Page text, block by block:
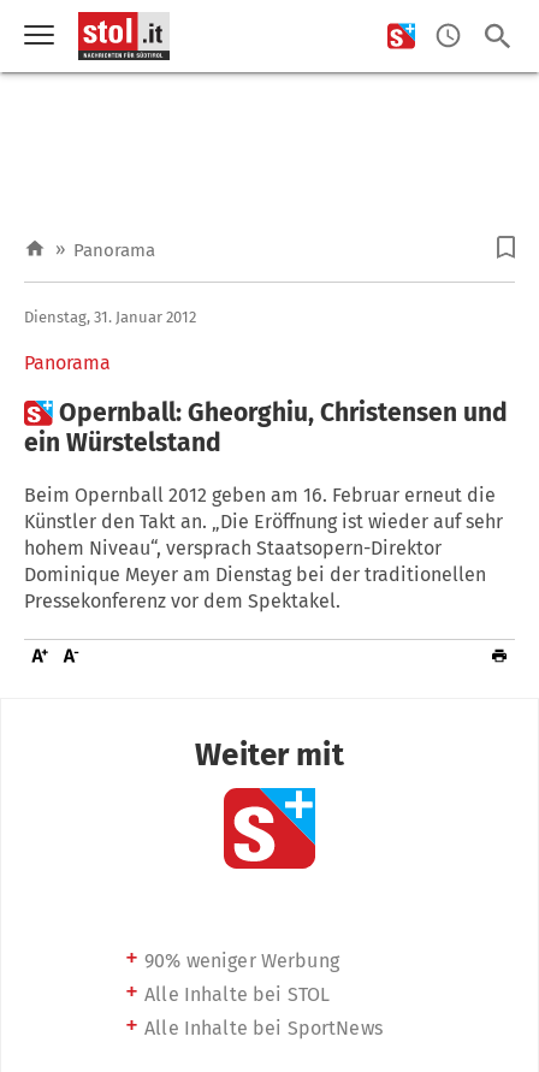
» Panorama
Panorama
Dienstag, 31. Januar 2012
Opernball: Gheorghiu, Christensen und
ein Würstelstand
Beim Opernball 2012 geben am 16. Februar erneut die
Künstler den Takt an. „Die Eröffnung ist wieder auf sehr
hohem Niveau“, versprach Staatsopern-Direktor
Dominique Meyer am Dienstag bei der traditionellen
Pressekonferenz vor dem Spektakel.